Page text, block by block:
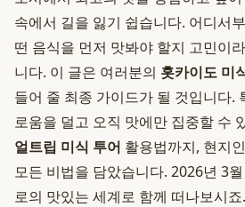
속에서 길을 잃기 쉽습니다. 어디서
떤 음식을 먼저 맛봐야 할지 고민이
니다. 이 글은 여러분의 홋카이도 미
들어 줄 최종 가이드가 될 것입니다.
로움을 덜고 오직 맛에만 집중할 수
얼트립 미식 투어 활용법까지, 현지
모든 비법을 담았습니다. 2026년 3
로의 맛있는 세계로 함께 떠나보시죠.